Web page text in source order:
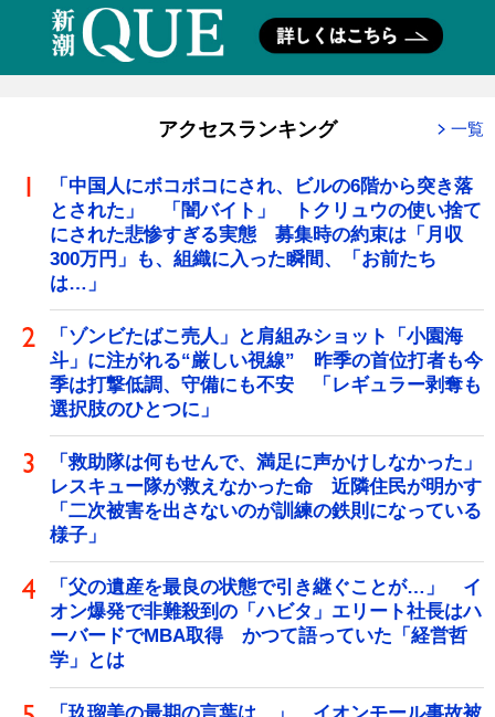
アクセスランキング 一覧
「中国人にボコボコにされ、ビルの6階から突き落
とされた」 「闇バイト」 トクリュウの使い捨て
にされた悲惨すぎる実態 募集時の約束は「月収
300万円」も、組織に入った瞬間、「お前たち
は…」
「ゾンビたばこ売人」と肩組みショット「小園海
斗」に注がれる“厳しい視線” 昨季の首位打者も今
季は打撃低調、守備にも不安 「レギュラー剥奪も
選択肢のひとつに」
「救助隊は何もせんで、満足に声かけしなかった」
レスキュー隊が救えなかった命 近隣住民が明かす
「二次被害を出さないのが訓練の鉄則になっている
様子」
「父の遺産を最良の状態で引き継ぐことが…」 イ
オン爆発で非難殺到の「ハビタ」エリート社長はハ
ーバードでMBA取得 かつて語っていた「経営哲
学」とは